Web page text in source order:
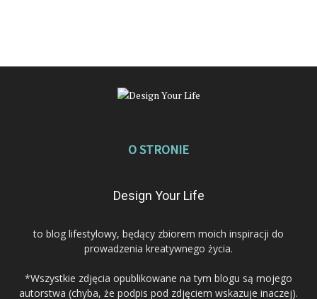
O STRONIE
Design Your Life
to blog lifestylowy, będący zbiorem moich inspiracji do
prowadzenia kreatywnego życia.
*Wszystkie zdjęcia opublikowane na tym blogu są mojego
autorstwa (chyba, że podpis pod zdjęciem wskazuje inaczej).